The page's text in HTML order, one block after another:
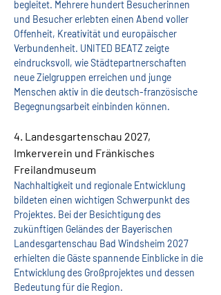
begleitet. Mehrere hundert Besucherinnen
und Besucher erlebten einen Abend voller
Offenheit, Kreativität und europäischer
Verbundenheit. UNITED BEATZ zeigte
eindrucksvoll, wie Städtepartnerschaften
neue Zielgruppen erreichen und junge
Menschen aktiv in die deutsch-französische
Begegnungsarbeit einbinden können.
4. Landesgartenschau 2027,
Imkerverein und Fränkisches
Freilandmuseum
Nachhaltigkeit und regionale Entwicklung
bildeten einen wichtigen Schwerpunkt des
Projektes. Bei der Besichtigung des
zukünftigen Geländes der Bayerischen
Landesgartenschau Bad Windsheim 2027
erhielten die Gäste spannende Einblicke in die
Entwicklung des Großprojektes und dessen
Bedeutung für die Region.